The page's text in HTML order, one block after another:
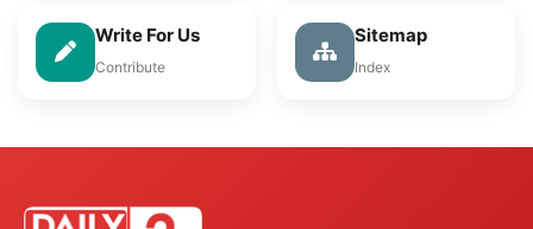
Write For Us
Contribute
Sitemap
Index